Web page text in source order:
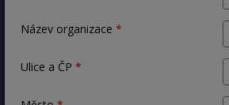
Název organizace
Ulice a ČP